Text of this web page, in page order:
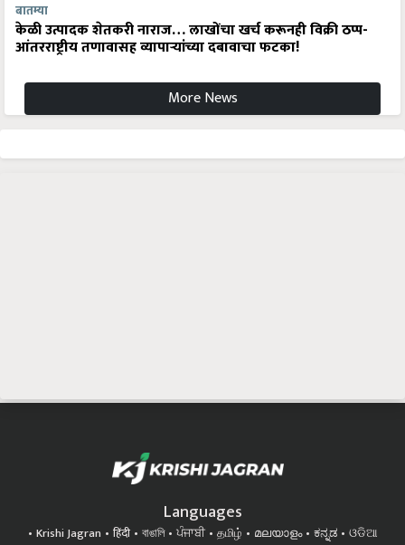
बातम्या
केळी उत्पादक शेतकरी नाराज… लाखोंचा खर्च करूनही विक्री ठप्प-
आंतरराष्ट्रीय तणावासह व्यापाऱ्यांच्या दबावाचा फटका!
More News
Languages
Krishi Jagran हिंदी বাঙালি ਪੰਜਾਬੀ தமிழ் മലയാളം ಕನ್ನಡ
ଓଡିଆ